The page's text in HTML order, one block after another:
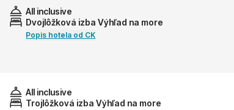
All inclusive
Dvojlôžková izba Výhľad na more
Popis hotela od CK
All inclusive
Trojlôžková izba Výhľad na more